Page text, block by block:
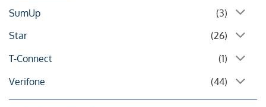
SumUp
(3)
Star
(26)
T-Connect
(1)
Verifone
(44)